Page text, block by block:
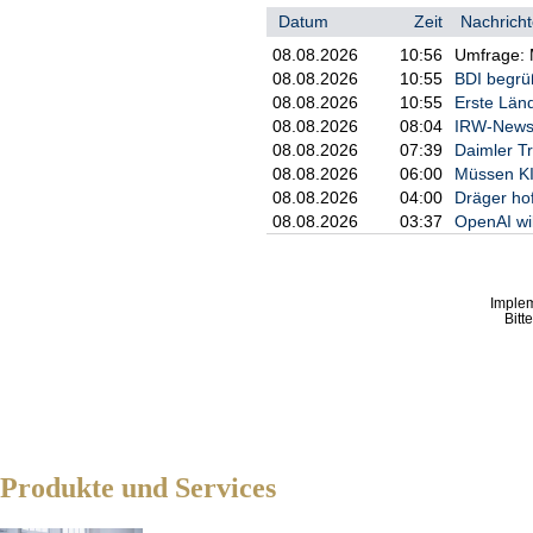
Datum
Zeit
08.08.2026
10:56
Umfrage:
08.08.2026
10:55
BDI
08.08.2026
10:55
Erste
08.08.2026
08:04
IRW-
08.08.2026
07:39
Daimler
08.08.2026
06:00
Müssen
08.08.2026
04:00
Dräger
08.08.2026
03:37 OpenAI
Produkte und Services